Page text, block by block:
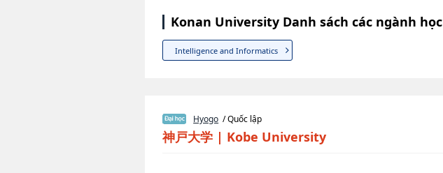
Konan University Danh sách các ngành học
Intelligence and Informatics
Hyogo / Quốc lập
神戸大学 | Kobe University